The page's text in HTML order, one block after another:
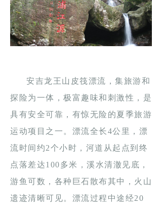
安吉龙王山皮筏漂流，集旅游和
探险为一体，极富趣味和刺激性，是
具有安全可靠，有惊无险的夏季旅游
运动项目之一。漂流全长4公里，漂
流时间约2个小时，河道从起点到终
点落差达100多米，溪水清澈见底，
游鱼可数，各种巨石散布其中，火山
遗迹清晰可见。漂流过程中途经20